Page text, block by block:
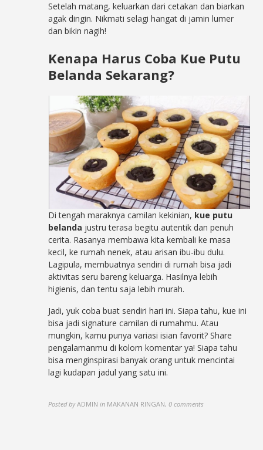
Setelah matang, keluarkan dari cetakan dan biarkan
agak dingin. Nikmati selagi hangat di jamin lumer
dan bikin nagih!
Kenapa Harus Coba Kue Putu
Belanda Sekarang?
Di tengah maraknya camilan kekinian, kue putu
belanda justru terasa begitu autentik dan penuh
cerita. Rasanya membawa kita kembali ke masa
kecil, ke rumah nenek, atau arisan ibu-ibu dulu.
Lagipula, membuatnya sendiri di rumah bisa jadi
aktivitas seru bareng keluarga. Hasilnya lebih
higienis, dan tentu saja lebih murah.
Jadi, yuk coba buat sendiri hari ini. Siapa tahu, kue ini
bisa jadi signature camilan di rumahmu. Atau
mungkin, kamu punya variasi isian favorit? Share
pengalamanmu di kolom komentar ya! Siapa tahu
bisa menginspirasi banyak orang untuk mencintai
lagi kudapan jadul yang satu ini.
Posted by ADMIN in MAKANAN RINGAN,0 comments